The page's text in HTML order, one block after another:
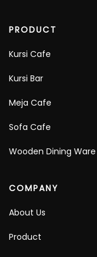
PRODUCT
Kursi Cafe
Kursi Bar
Meja Cafe
Sofa Cafe
Wooden Dining Ware
COMPANY
About Us
Product